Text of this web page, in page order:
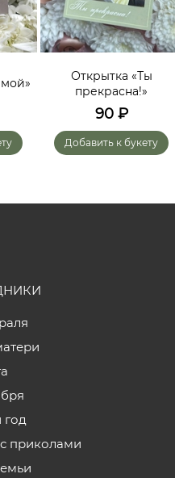
Открытка «Ты
прекрасна!»
90₽
Добавить к букету
приколами